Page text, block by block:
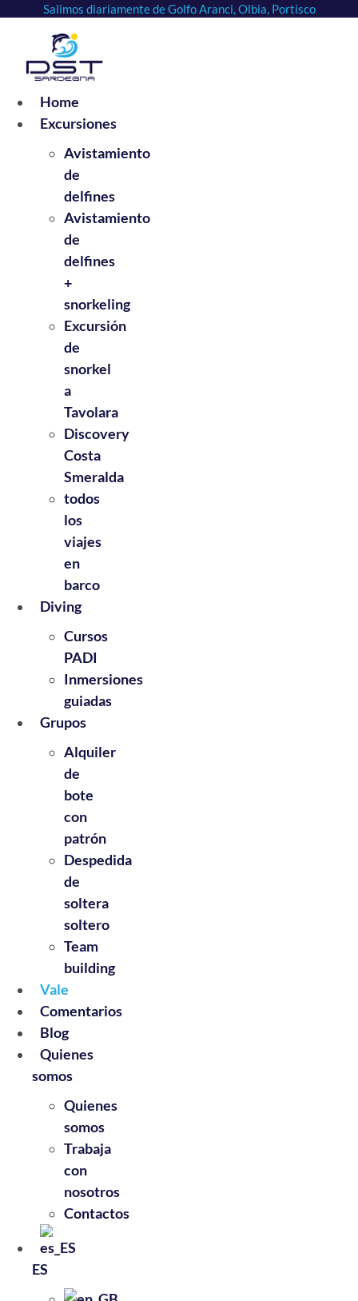
contenido
Salimos diariamente de Golfo Aranci, Olbia, Portisco
Home
Excursiones
Avistamiento
de
delfines
Avistamiento
de
delfines
+
snorkeling
Excursión
de
snorkel
a
Tavolara
Discovery
Costa
Smeralda
todos
los
viajes
en
barco
Diving
Cursos
PADI
Inmersiones
guiadas
Grupos
Alquiler
de
bote
con
patrón
Despedida
de
soltera
soltero
Team
building
Vale
Comentarios
Blog
Quienes
somos
Quienes
somos
Trabaja
con
nosotros
Contactos
ES